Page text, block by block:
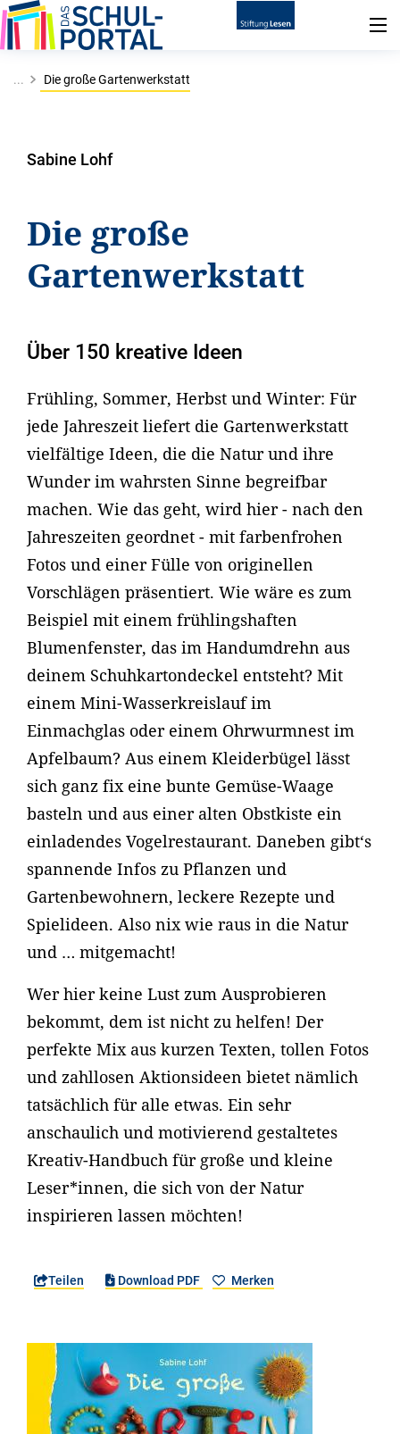
... Die große Gartenwerkstatt
Sabine Lohf
Die große
Gartenwerkstatt
Über 150 kreative Ideen
Frühling, Sommer, Herbst und Winter: Für
jede Jahreszeit liefert die Gartenwerkstatt
vielfältige Ideen, die die Natur und ihre
Wunder im wahrsten Sinne begreifbar
machen. Wie das geht, wird hier - nach den
Jahreszeiten geordnet - mit farbenfrohen
Fotos und einer Fülle von originellen
Vorschlägen präsentiert. Wie wäre es zum
Beispiel mit einem frühlingshaften
Blumenfenster, das im Handumdrehn aus
deinem Schuhkartondeckel entsteht? Mit
einem Mini-Wasserkreislauf im
Einmachglas oder einem Ohrwurmnest im
Apfelbaum? Aus einem Kleiderbügel lässt
sich ganz fix eine bunte Gemüse-Waage
basteln und aus einer alten Obstkiste ein
einladendes Vogelrestaurant. Daneben gibt‘s
spannende Infos zu Pflanzen und
Gartenbewohnern, leckere Rezepte und
Spielideen. Also nix wie raus in die Natur
und … mitgemacht!
Wer hier keine Lust zum Ausprobieren
bekommt, dem ist nicht zu helfen! Der
perfekte Mix aus kurzen Texten, tollen Fotos
und zahllosen Aktionsideen bietet nämlich
tatsächlich für alle etwas. Ein sehr
anschaulich und motivierend gestaltetes
Kreativ-Handbuch für große und kleine
Leser*innen, die sich von der Natur
inspirieren lassen möchten!
Teilen Download PDF Merken